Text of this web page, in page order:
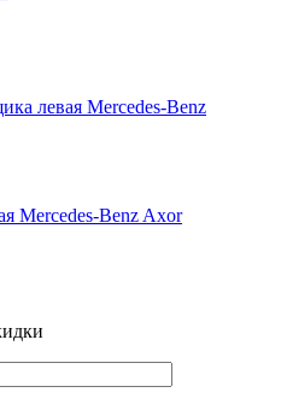
Mercedes-Benz Axor